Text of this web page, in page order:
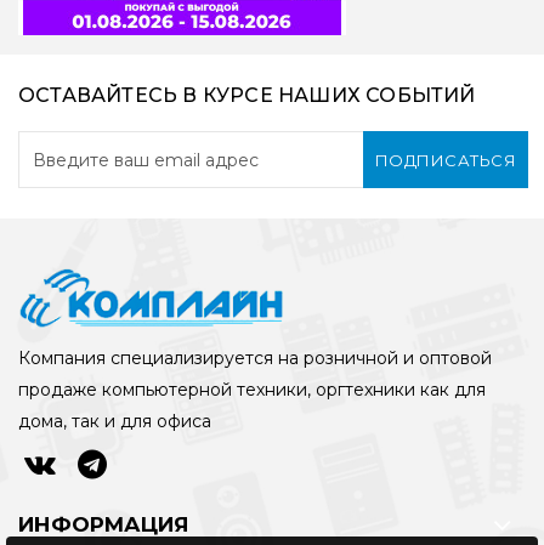
ОСТАВАЙТЕСЬ В КУРСЕ НАШИХ СОБЫТИЙ
ПОДПИСАТЬСЯ
Компания специализируется на розничной и оптовой
продаже компьютерной техники, оргтехники как для
дома, так и для офиса
ИНФОРМАЦИЯ